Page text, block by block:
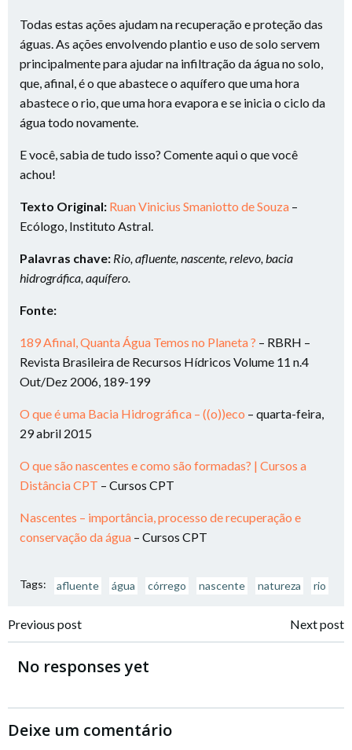
Todas estas ações ajudam na recuperação e proteção das
águas. As ações envolvendo plantio e uso de solo servem
principalmente para ajudar na infiltração da água no solo,
que, afinal, é o que abastece o aquífero que uma hora
abastece o rio, que uma hora evapora e se inicia o ciclo da
água todo novamente.
E você, sabia de tudo isso? Comente aqui o que você
achou!
Texto Original: Ruan Vinicius Smaniotto de Souza –
Ecólogo, Instituto Astral.
Palavras chave: Rio, afluente, nascente, relevo, bacia
hidrográfica, aquífero.
Fonte:
189 Afinal, Quanta Água Temos no Planeta ? – RBRH –
Revista Brasileira de Recursos Hídricos Volume 11 n.4
Out/Dez 2006, 189-199
O que é uma Bacia Hidrográfica – ((o))eco – quarta-feira,
29 abril 2015
O que são nascentes e como são formadas? | Cursos a
Distância CPT – Cursos CPT
Nascentes – importância, processo de recuperação e
conservação da água – Cursos CPT
Tags: afluente água córrego nascente natureza rio
Post
navigation
Previous post Next post
No responses yet
Deixe um comentário